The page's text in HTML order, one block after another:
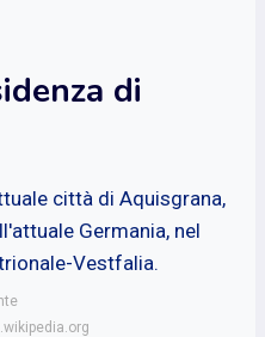
di
città di Aquisgrana,
Germania, nel
Vestfalia.